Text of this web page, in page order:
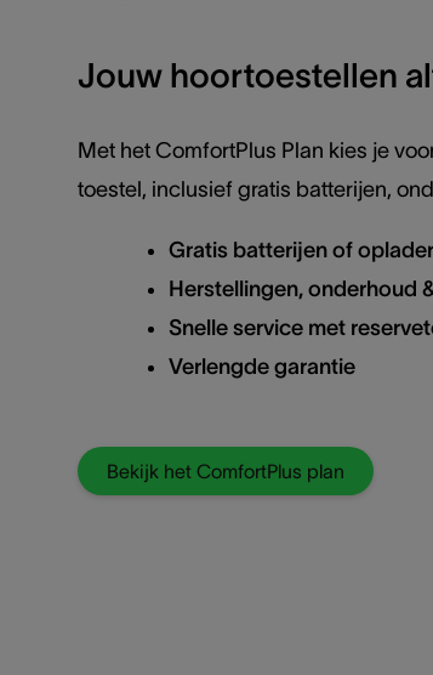
Jouw hoortoestellen
Met het ComfortPlus Plan kies je
toestel, inclusief gratis batterijen,
Gratis batterijen of oplader
Herstellingen, onderhoud
Snelle service met
Verlengde garantie
Bekijk het ComfortPlus plan